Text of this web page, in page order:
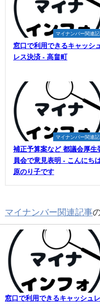
マイナンバー関連
窓口で利用できるキャッシ
レス決済 - 高畠町
マイナンバー関連
補正予算案など 都議会厚生
員会で意見表明 - こんにち
原のり子です
マイナンバー関連記事
窓口で利用できるキャッシュレ